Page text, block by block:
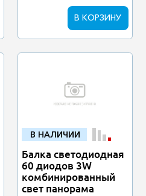
В КОРЗИНУ
В НАЛИЧИИ
Балка светодиодная
60 диодов 3W
комбинированный
свет панорама